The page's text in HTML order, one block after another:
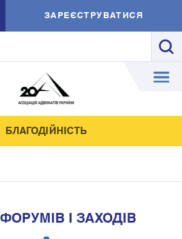
ЗАРЕЄСТРУВАТИСЯ
БЛАГОДІЙНІСТЬ
І ЗАХОДІВ